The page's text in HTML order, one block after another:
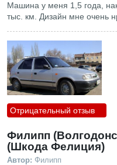
Машина у меня 1,5 года,
тыс. км. Дизайн мне очень
Отрицательный отзыв
Филипп
(Шкода Фелиция)
Автор: Филипп